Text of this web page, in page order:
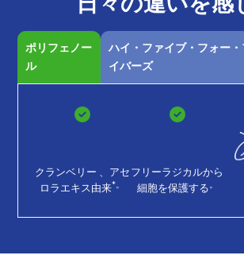
ポリフェノー
ル
ハイ・ファイブ・フォー
イバーズ
クランベリー 、アセ
ロラエキス由来*。
フリーラジカルから
細胞を保護する。